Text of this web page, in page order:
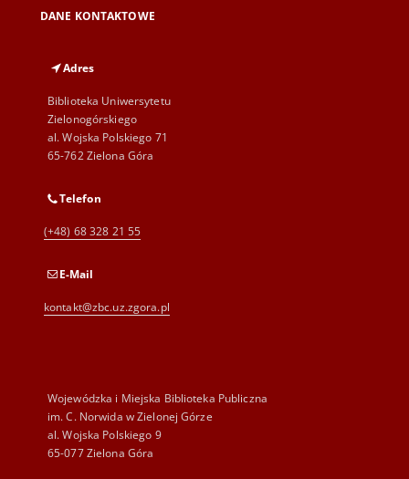
DANE KONTAKTOWE
Adres
Biblioteka Uniwersytetu
Zielonogórskiego
al. Wojska Polskiego 71
65-762 Zielona Góra
Telefon
(+48) 68 328 21 55
E-Mail
kontakt@zbc.uz.zgora.pl
Wojewódzka i Miejska Biblioteka Publiczna
im. C. Norwida w Zielonej Górze
al. Wojska Polskiego 9
65-077 Zielona Góra